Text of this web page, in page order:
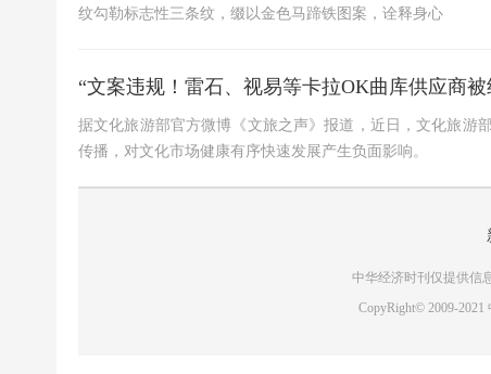
纹勾勒标志性三条纹，缀以金色马蹄铁图案，诠释身心
“文案违规！雷石、视易等卡拉OK曲库供应商被
据文化旅游部官方微博《文旅之声》报道，近日，文化旅游
传播，对文化市场健康有序快速发展产生负面影响。
中华经济时刊仅提供信
CopyRight© 2009-2021